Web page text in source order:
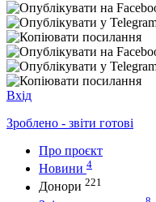
Вхід
Зроблено - звіти готові
Про проєкт
Новини 4
Донори 221